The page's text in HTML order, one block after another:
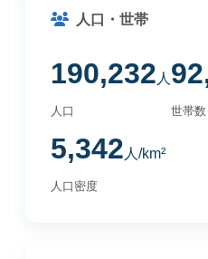
人口・世帯
190,232 人
人口 世帯数
5,342 人/km²
人口密度